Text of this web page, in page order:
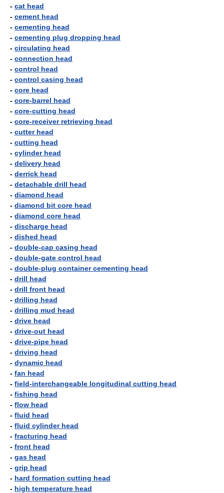
- cat head
- cement head
- cementing head
- cementing plug dropping head
- circulating head
- connection head
- control head
- control casing head
- core head
- core-barrel head
- core-cutting head
- core-receiver retrieving head
- cutter head
- cutting head
- cylinder head
- delivery head
- derrick head
- detachable drill head
- diamond head
- diamond bit core head
- diamond core head
- discharge head
- dished head
- double-cap casing head
- double-gate control head
- double-plug container cementing head
- drill head
- drill front head
- drilling head
- drilling mud head
- drive head
- drive-out head
- drive-pipe head
- driving head
- dynamic head
- fan head
- field-interchangeable longitudinal cutting head
- fishing head
- flow head
- fluid head
- fluid cylinder head
- fracturing head
- front head
- gas head
- grip head
- hard formation cutting head
- high temperature head